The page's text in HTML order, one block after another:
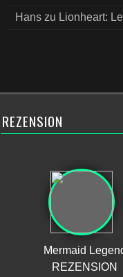
Hans zu Lionheart:
REZENSION
Mermaid
REZENSION